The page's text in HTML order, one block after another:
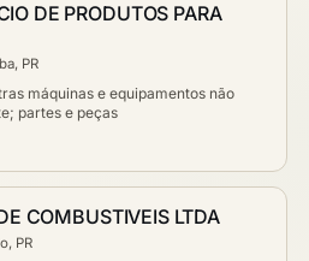
DE PRODUTOS PARA
PR
máquinas e equipamentos não
partes e peças
COMBUSTIVEIS LTDA
PR